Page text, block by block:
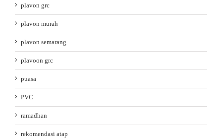
plavon grc
plavon murah
plavon semarang
plavoon grc
puasa
PVC
ramadhan
rekomendasi atap